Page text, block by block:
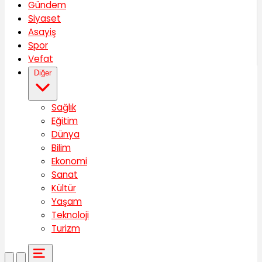
Gündem
Siyaset
Asayiş
Spor
Vefat
Diğer
Sağlık
Eğitim
Dünya
Bilim
Ekonomi
Sanat
Kültür
Yaşam
Teknoloji
Turizm